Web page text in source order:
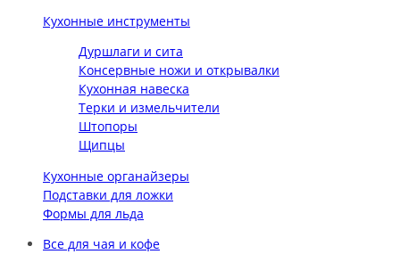
Кухонные инструменты
Дуршлаги и сита
Консервные ножи и открывалки
Кухонная навеска
Терки и измельчители
Штопоры
Щипцы
Кухонные органайзеры
Подставки для ложки
Формы для льда
Все для чая и кофе